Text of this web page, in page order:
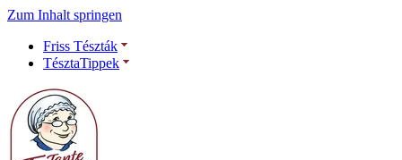
Zum Inhalt springen
Friss Tészták
TésztaTippek